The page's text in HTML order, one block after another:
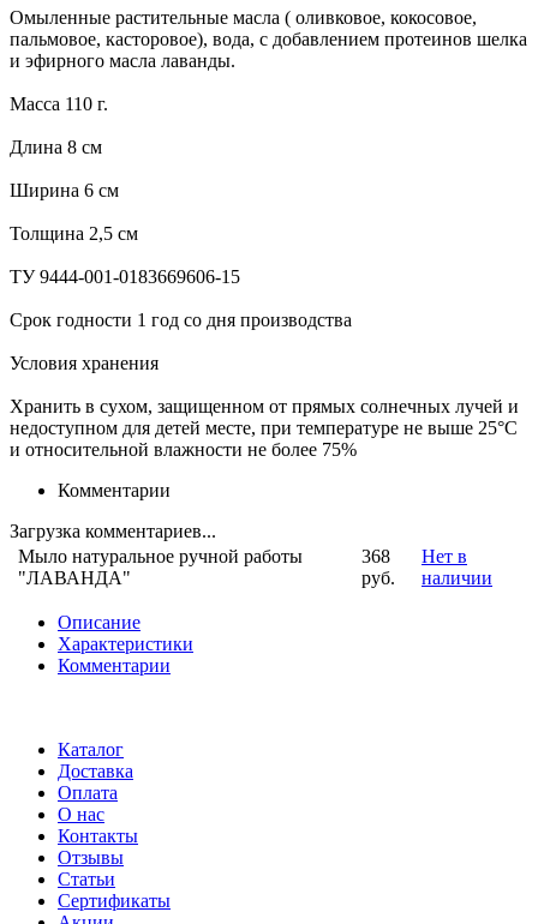
Омыленные растительные масла ( оливковое, кокосовое,
пальмовое, касторовое), вода, с добавлением протеинов шелка
и эфирного масла лаванды.
Масса 110 г.
Длина 8 см
Ширина 6 см
Толщина 2,5 см
ТУ 9444-001-0183669606-15
Срок годности 1 год со дня производства
Условия хранения
Хранить в сухом, защищенном от прямых солнечных лучей и
недоступном для детей месте, при температуре не выше 25°С
и относительной влажности не более 75%
Комментарии
Загрузка комментариев...
Мыло натуральное ручной работы
"ЛАВАНДА"
368
руб.
Нет в
наличии
Описание
Характеристики
Комментарии
Каталог
Доставка
Оплата
О нас
Контакты
Отзывы
Статьи
Сертификаты